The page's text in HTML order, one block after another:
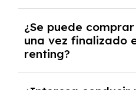
mejores ofertas de
todos los gastos
entradas.
¿Se puede
una vez finalizado
renting?